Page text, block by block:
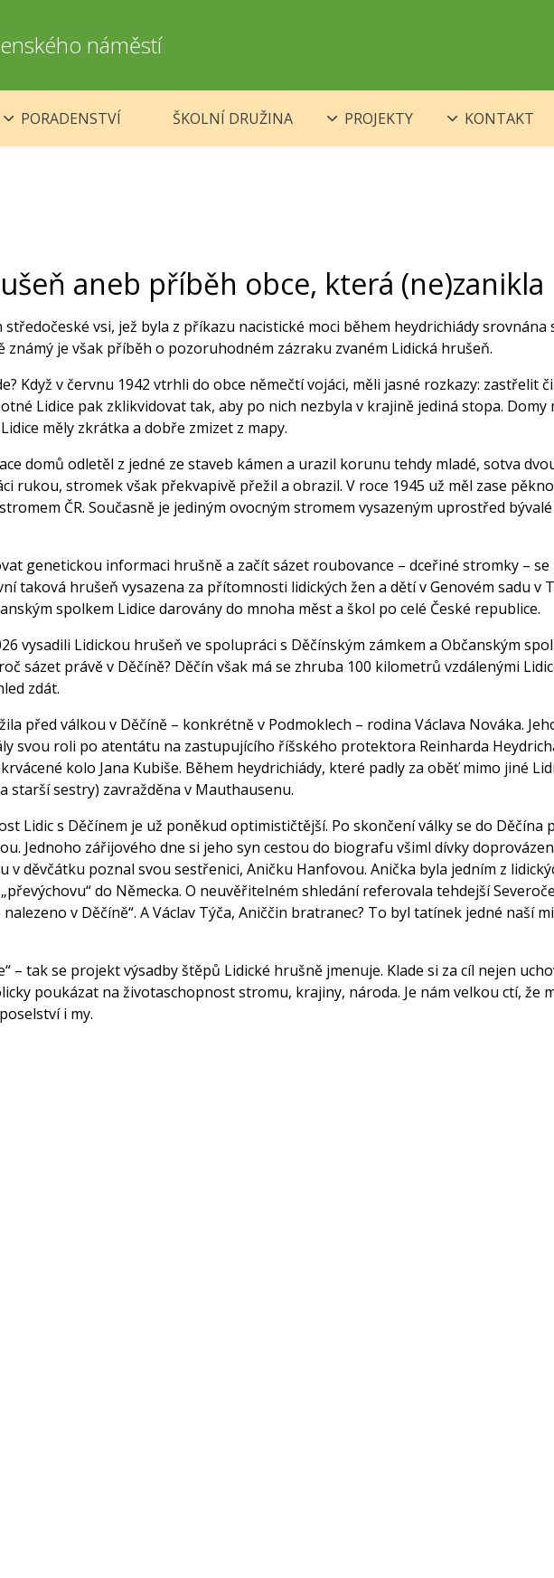
náměstí
PORADENSTVÍ ŠKOLNÍ DRUŽINA PROJEKTY KONTAKT
aneb příběh obce, která (ne)zanikla
středočeské vsi, jež byla z příkazu nacistické moci během heydrichiády
známý je však příběh o pozoruhodném zázraku zvaném Lidická hrušeň.
Když v červnu 1942 vtrhli do obce němečtí vojáci, měli jasné rozkazy: zastřelit
Lidice pak zklikvidovat tak, aby po nich nezbyla v krajině jediná stopa.
měly zkrátka a dobře zmizet z mapy.
domů odletěl z jedné ze staveb kámen a urazil korunu tehdy mladé, sotva
rukou, stromek však překvapivě přežil a obrazil. V roce 1945 už měl zase
ČR. Současně je jediným ovocným stromem vysazeným uprostřed
genetickou informaci hrušně a začít sázet roubovance – dceřiné stromky – se
taková hrušeň vysazena za přítomnosti lidických žen a dětí v Genovém sadu v
spolkem Lidice darovány do mnoha měst a škol po celé České republice.
vysadili Lidickou hrušeň ve spolupráci s Děčínským zámkem a Občanským
sázet právě v Děčíně? Děčín však má se zhruba 100 kilometrů vzdálenými
zdát.
před válkou v Děčíně – konkrétně v Podmoklech – rodina Václava Nováka.
svou roli po atentátu na zastupujícího říšského protektora Reinharda
kolo Jana Kubiše. Během heydrichiády, které padly za oběť mimo jiné
starší sestry) zavražděna v Mauthausenu.
Lidic s Děčínem je už poněkud optimističtější. Po skončení války se do Děčína
Jednoho zářijového dne si jeho syn cestou do biografu všiml dívky
v děvčátku poznal svou sestřenici, Aničku Hanfovou. Anička byla jedním z
do Německa. O neuvěřitelném shledání referovala tehdejší
v Děčíně“. A Václav Týča, Aniččin bratranec? To byl tatínek jedné naší
– tak se projekt výsadby štěpů Lidické hrušně jmenuje. Klade si za cíl nejen
poukázat na životaschopnost stromu, krajiny, národa. Je nám velkou ctí, že
i my.